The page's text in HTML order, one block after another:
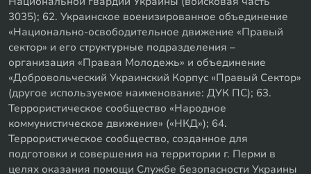
3035); 62. Украинское военизированное объединение
«Национально-освободительное движение «Правый
сектор» и его структурные подразделения –
организация «Правая Молодежь» и объединение
«Добровольческий Украинский Корпус «Правый Сектор»
(другое используемое наименование: ДУК ПС); 63.
Террористическое сообщество «Народное
коммунистическое движение» («НКД»); 64.
Террористическое сообщество, созданное для
подготовки и совершения на территории г. Перми в
целях оказания помощи Службе безопасности Украины